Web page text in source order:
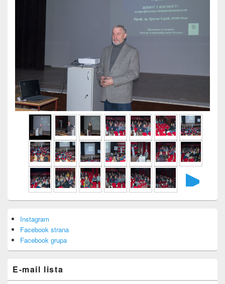
►
Sidebar
Widget
Area
Instagram
Facebook strana
Facebook grupa
E-mail lista